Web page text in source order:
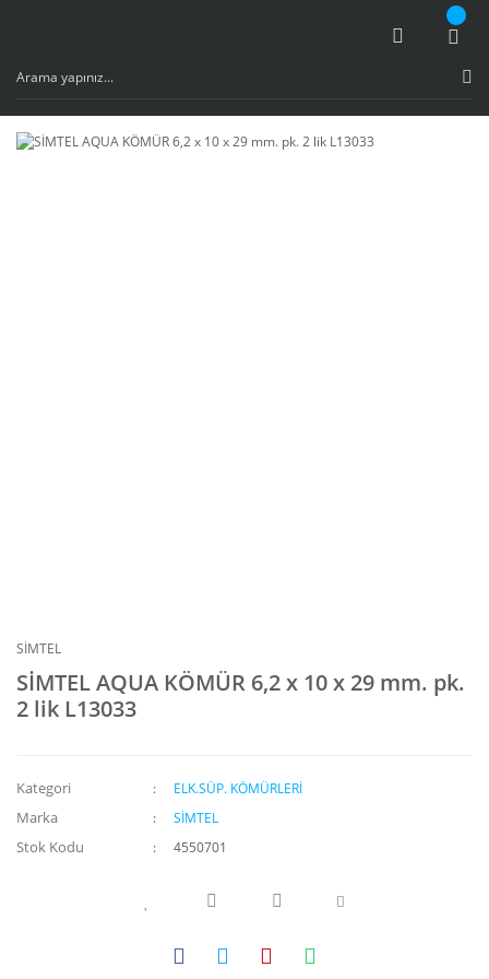
SİMTEL
SİMTEL AQUA KÖMÜR 6,2 x 10 x 29 mm. pk.
2 lik L13033
Kategori ELK.SÜP. KÖMÜRLERİ
Marka SİMTEL
Stok Kodu 4550701